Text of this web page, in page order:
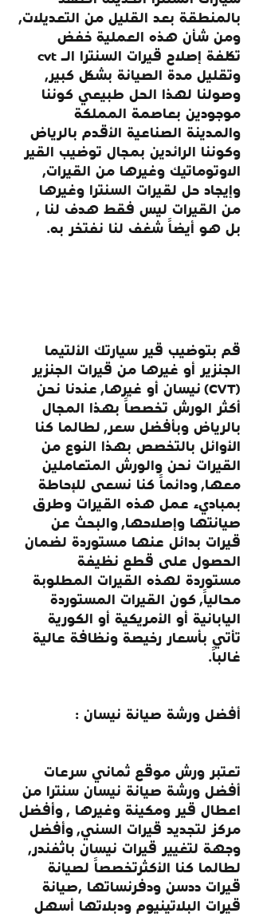
بالمنطقة بعد القليل من التعديلات,
ومن شأن هذه العملية خفض
وتقليل مدة الصيانة بشكل كبير,
وصولنا لهذا الحل طبيعي كوننا
موجودين بعاصمة المملكة
والمدينة الصناعية الأقدم بالرياض
وكوننا الرائدين بمجال توضيب القير
الاوتوماتيك وغيرها من القيرات,
وإيجاد حل لقيرات السنترا وغيرها
من القيرات ليس فقط هدف لنا ,
بل هو أيضاً شغف لنا نفتخر به.
قم بتوضيب قير سيارتك الألتيما
الجنزير أو غيرها من قيرات الجنزير
(CVT) نيسان أو غيرها, عندنا نحن
أكثر الورش تخصصاً بهذا المجال
بالرياض وبأفضل سعر, لطالما كنا
الأوائل بالتخصص بهذا النوع من
القيرات نحن والورش المتعاملين
معها, ودائماً كنا نسعى للإحاطة
بمباديء عمل هذه القيرات وطرق
صيانتها وإصلاحها, والبحث عن
قيرات بدائل عنها مستوردة لضمان
الحصول على قطع نظيفة
مستوردة لهذه القيرات المطلوبة
محالياً, كون القيرات المستوردة
اليابانية أو الأمريكية أو الكورية
تأتي بأسعار رخيصة ونظافة عالية
غالباً.
أفضل ورشة صيانة نيسان :
تعتبر ورش موقع ثماني سرعات
أفضل ورشة صيانة نيسان سنترا من
اعطال قير ومكينة وغيرها , وأفضل
مركز لتجديد قيرات السني, وأفضل
وجهة لتغيير قيرات نيسان باثفندر,
لطالما كنا الأكثرتخصصاً لصيانة
قيرات ددسن ودفرنساتها ,صيانة
قيرات البلاتينيوم ودبلاتها أسهل